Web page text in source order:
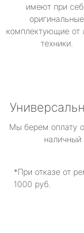
имеют при
оригинальные
комплектующие от
техники.
Мы берем оплату
наличный
*При отказе от
1000 руб.